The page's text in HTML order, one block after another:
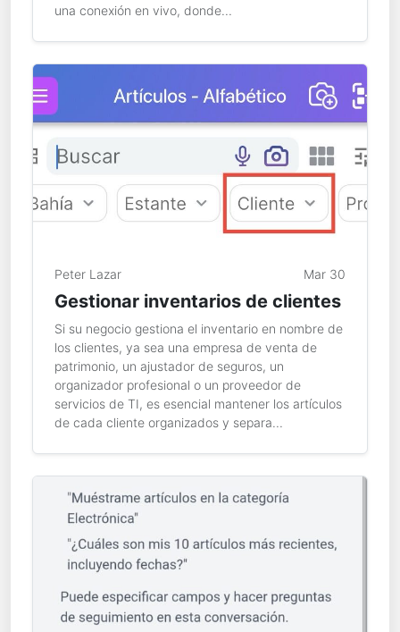
una conexión en vivo, donde...
Peter Lazar Mar 30
Gestionar inventarios de clientes
Si su negocio gestiona el inventario en nombre de
los clientes, ya sea una empresa de venta de
patrimonio, un ajustador de seguros, un
organizador profesional o un proveedor de
servicios de TI, es esencial mantener los artículos
de cada cliente organizados y separa...